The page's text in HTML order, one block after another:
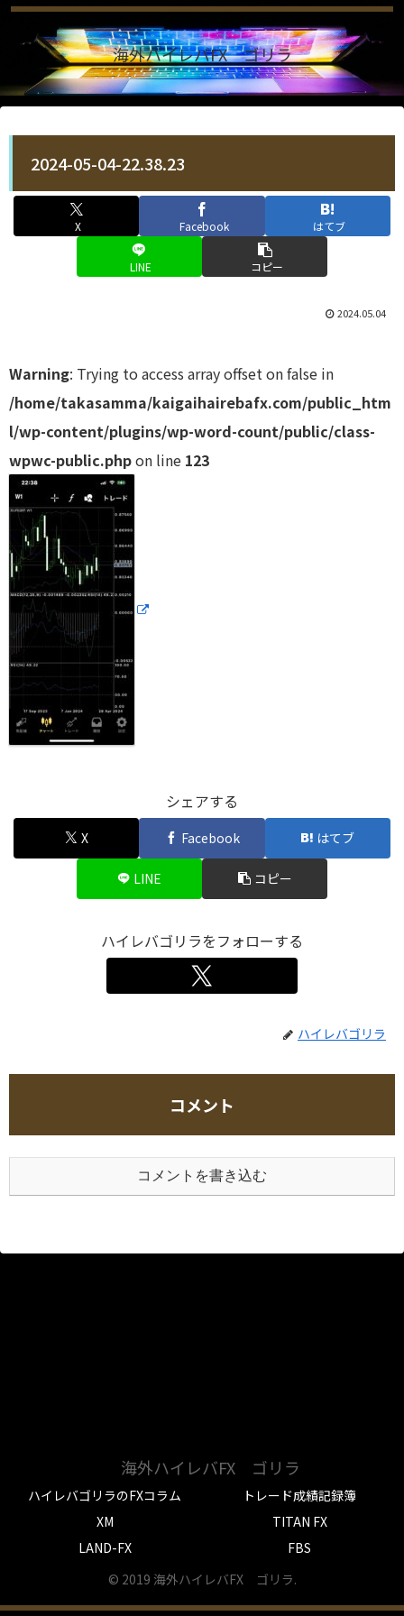
海外ハイレバFX ゴリラ
2024-05-04-22.38.23
X Facebook はてブ
LINE コピー
2024.05.04
Warning: Trying to access array offset on false in
/home/takasamma/kaigaihairebafx.com/public_htm
l/wp-content/plugins/wp-word-count/public/class-
wpwc-public.phpon line 123
シェアする
X Facebook はてブ
LINE コピー
ハイレバゴリラをフォローする
ハイレバゴリラ
コメント
コメントを書き込む
海外ハイレバFX ゴリラ
ハイレバゴリラのFXコラム
トレード成績記録簿
XM
TITAN FX
LAND-FX
FBS
© 2019 海外ハイレバFX ゴリラ.